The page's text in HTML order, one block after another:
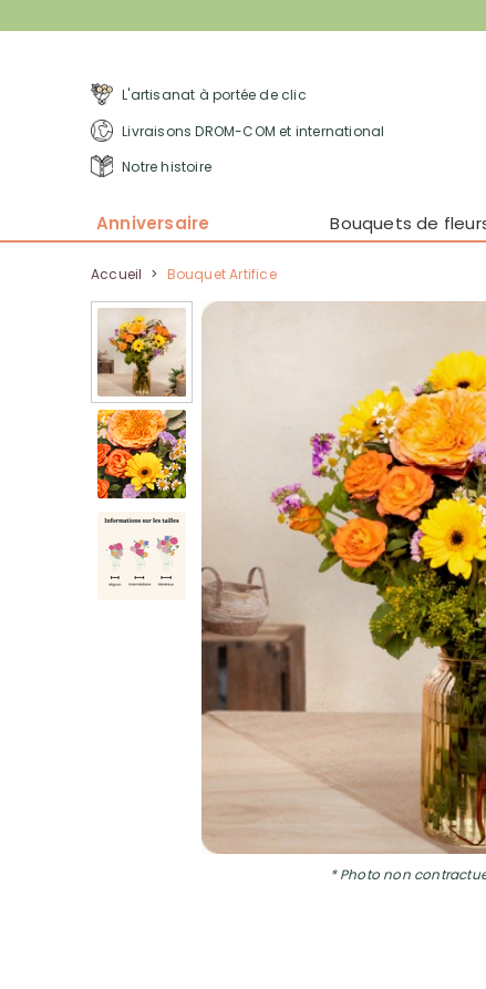
L'artisanat à portée de clic
Livraisons DROM-COM et international
Notre histoire
Anniversaire Bouquets de
Accueil > Bouquet Artifice
* Photo non